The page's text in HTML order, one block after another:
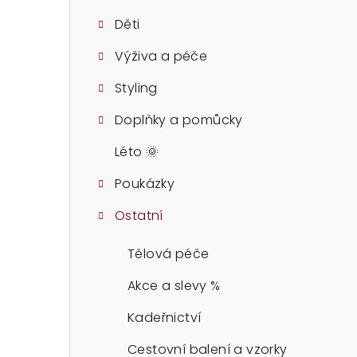
Děti
Výživa a péče
Styling
Doplňky a pomůcky
Léto 🌞
Poukázky
Ostatní
Tělová péče
Akce a slevy %
Kadeřnictví
Cestovní balení a vzorky